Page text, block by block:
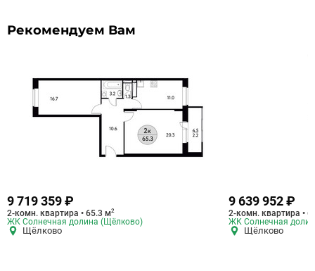
Рекомендуем Вам
9 719 359 ₽
2-комн. квартира • 65.3 м2
ЖК Солнечная долина (Щёлково)
Щёлково
9 639 952 ₽
2-комн. квартира •
ЖК Солнечная
Щёлково